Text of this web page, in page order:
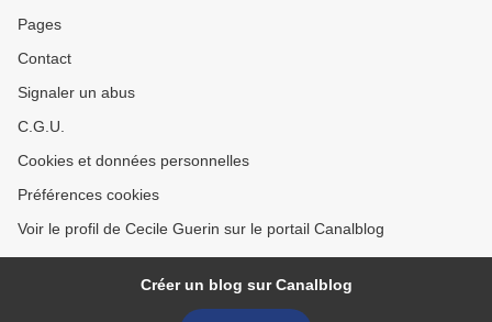
Pages
Contact
Signaler un abus
C.G.U.
Cookies et données personnelles
Préférences cookies
Voir le profil de Cecile Guerin sur le portail Canalblog
Créer un blog sur Canalblog